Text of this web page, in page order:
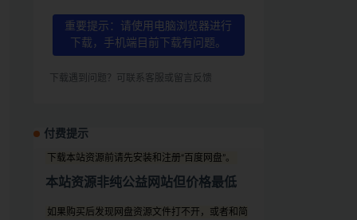
重要提示：请使用电脑浏览器进行
下载，手机端目前下载有问题。
下载遇到问题？可联系客服或留言反馈
付费提示
下载本站资源前请先安装和注册“百度网盘”。
本站资源非纯公益网站但价格最低
如果购买后发现网盘资源文件打不开，或者和简